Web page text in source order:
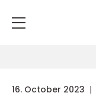
16. October 2023